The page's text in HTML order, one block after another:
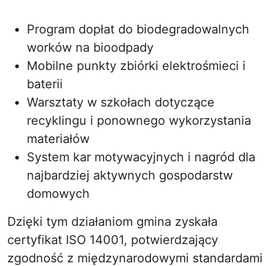
Program dopłat do biodegradowalnych
worków na bioodpady
Mobilne punkty zbiórki elektrośmieci i
baterii
Warsztaty w szkołach dotyczące
recyklingu i ponownego wykorzystania
materiałów
System kar motywacyjnych i nagród dla
najbardziej aktywnych gospodarstw
domowych
Dzięki tym działaniom gmina zyskała
certyfikat ISO 14001, potwierdzający
zgodność z międzynarodowymi standardami